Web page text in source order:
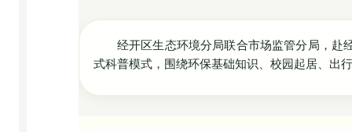
经开区生态环境分局联合市场监管分局，赴
式科普模式，围绕环保基础知识、校园起居、出